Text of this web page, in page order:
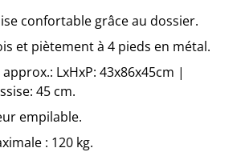
confortable grâce au dossier.
et piètement à 4 pieds en métal.
LxHxP: 43x86x45cm |
45 cm.
empilable.
: 120 kg.